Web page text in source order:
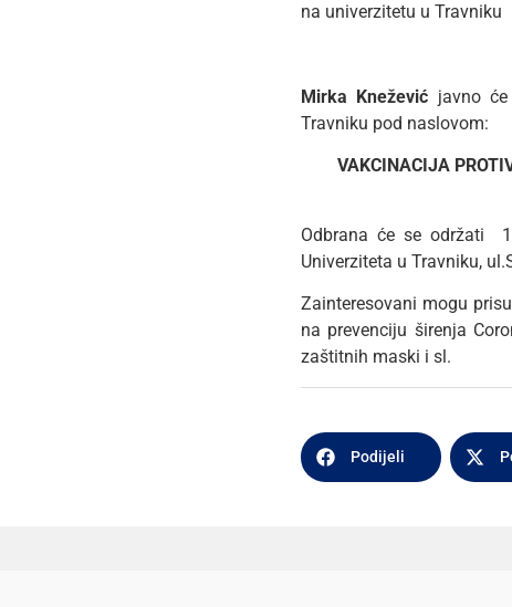
na univerzitetu u
Mirka Knežević javno
Travniku pod naslovom:
VAKCINACIJA
Odbrana će se održati
Univerziteta u Travniku,
Zainteresovani mogu
na prevenciju širenja
zaštitnih maski i sl.
Podijeli